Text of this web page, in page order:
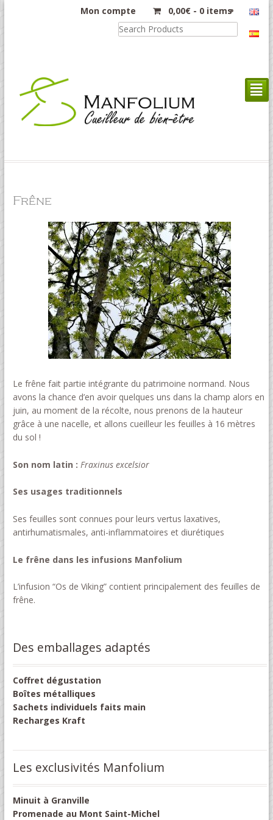
Mon compte 0,00€ - 0 items
²
Frêne
Le frêne fait partie intégrante du patrimoine normand. Nous
avons la chance d’en avoir quelques uns dans la champ alors en
juin, au moment de la récolte, nous prenons de la hauteur
grâce à une nacelle, et allons cueilleur les feuilles à 16 mètres
du sol !
Son nom latin : Fraxinus excelsior
Ses usages traditionnels
Ses feuilles sont connues pour leurs vertus laxatives,
antirhumatismales, anti-inflammatoires et diurétiques
Le frêne dans les infusions Manfolium
L’infusion “Os de Viking” contient principalement des feuilles de
frêne.
Des emballages adaptés
Coffret dégustation
Boîtes métalliques
Sachets individuels faits main
Recharges Kraft
Les exclusivités Manfolium
Minuit à Granville
Promenade au Mont Saint-Michel